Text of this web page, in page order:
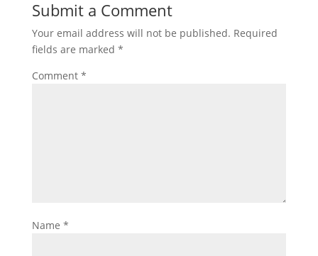
Submit a Comment
Your email address will not be published. Required
fields are marked *
Comment *
Name *